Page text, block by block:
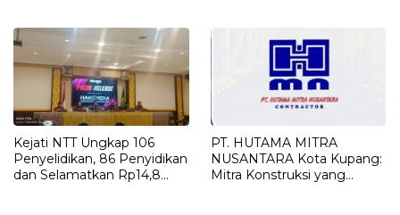
Kejati NTT Ungkap 106
Penyelidikan, 86 Penyidikan
dan Selamatkan Rp14,8
PT. HUTAMA MITRA
NUSANTARA Kota Kupang:
Mitra Konstruksi yang